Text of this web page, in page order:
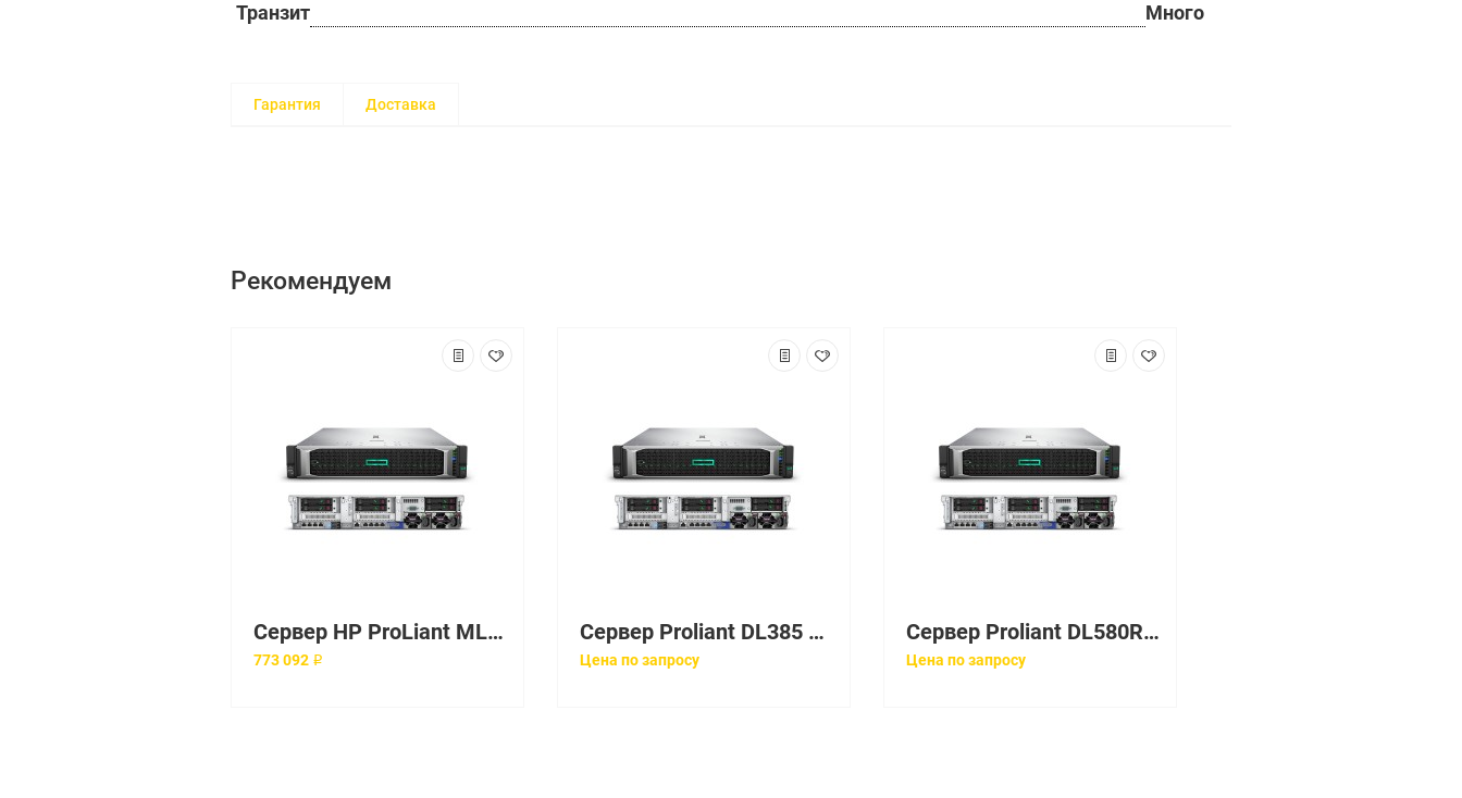
Транзит Много
Гарантия Доставка
Рекомендуем
Сервер HP ProLiant ML350 HPM Gen9 E5-2650v3 Tower(5U)/2xXeon10C 2.3GHz(25MB)/2x16GbR2D_2133/P440ar(2Gb/RAID 0/1/10/5/50/6/60)/noHDD(8/48up)SFF/noDVD/iLOstd/8HPFans/4x1GbEth/2x800wPlat(2up)
773 092 ₽
Сервер Proliant DL385 Gen10 7251 Rack(2U)/EPYC8C 2.1GHz(32MB)/1x16GbR2D_2666/P408i-aFBWC(2Gb/RAID 0/1/10/5/50/6/60)/2x300GB15K(8/up16+6)SFF/UMB+DVDRW/iLOstd/4HPFans/4x1GbEth/EasyRK+CMA/1x500w(2up)
Цена по запросу
Сервер Proliant DL580R07 E7-4807 6-core 2P SAS (2x1,86(18mb)/8x8GbR2D(4xE7 memory boards)/no SFFHDD(8)/P410iwFBWC(512Mb/RAID5/5+0/1+0/1/0)/4xGigNIC(331i)/DVD
Цена по запросу